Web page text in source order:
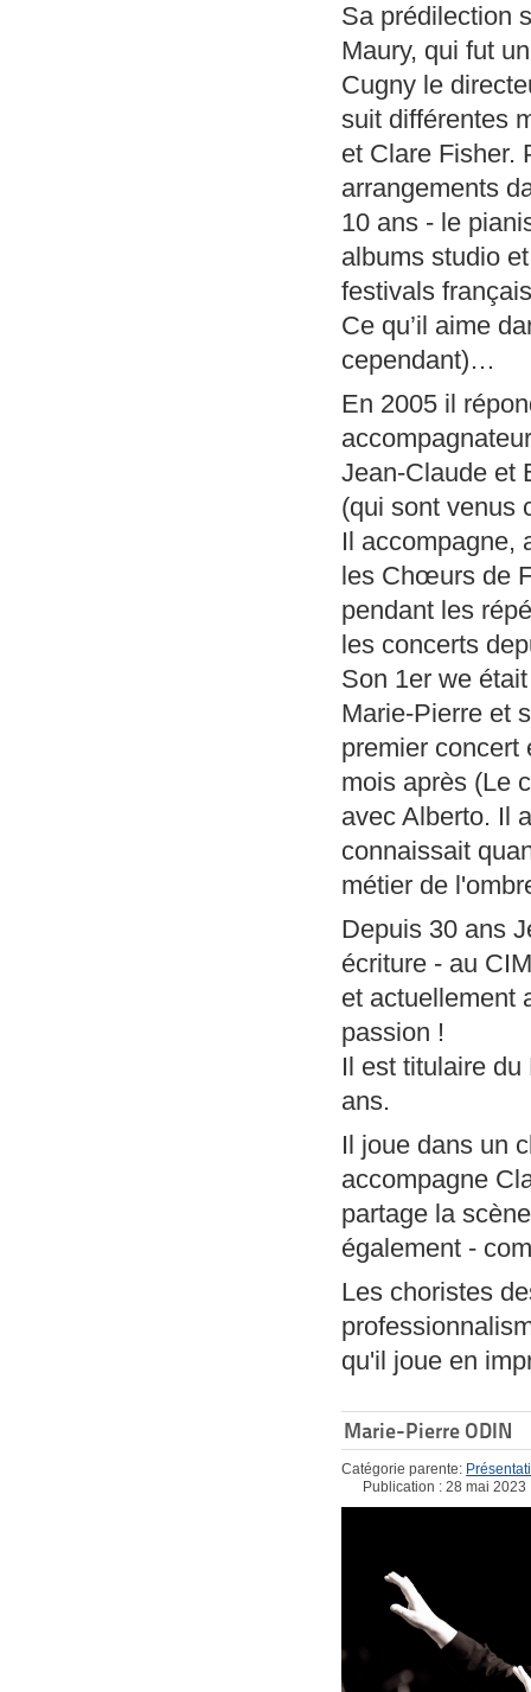
Sa prédilection
Maury, qui fut
Cugny le
suit différentes
et Clare Fisher.
arrangements
10 ans - le
albums studio
festivals
Ce qu’il aime
cependant)…
En 2005 il
Jean-Claude et
(qui sont venus
Il accompagne,
les Chœurs de
pendant les
les concerts
Son 1er we
Marie-Pierre et
premier concert
mois après (Le
avec Alberto. Il
connaissait
métier de
Depuis 30 ans
écriture - au
et actuellement
passion !
Il est titulaire
ans.
Il joue dans un
accompagne
partage la
également -
Les choristes
qu'il joue en
Marie-Pierre ODIN
Catégorie parente:
Publication : 28 mai 2023